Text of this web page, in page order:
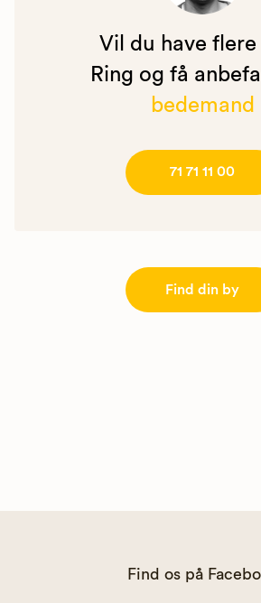
Vil du have flere
Ring og få
bedemand
71 71 11 00
Find din by
Find os på